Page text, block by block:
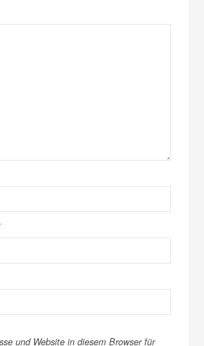
und Website in diesem Browser für